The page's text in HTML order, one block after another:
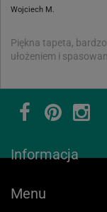
Wojciech M.
Piękna tapeta,
ułożeniem i
Informacja
Menu